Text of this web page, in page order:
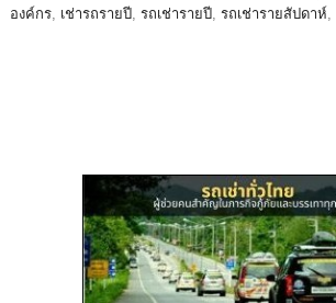
องค์กร, เช่ารถรายปี, รถเช่ารายปี, รถเช่ารายสัปดาห์,